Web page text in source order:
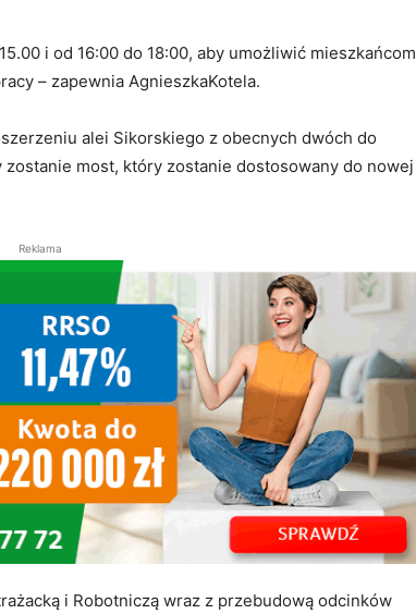
i od 16:00 do 18:00, aby umożliwić mieszkańcom
– zapewnia AgnieszkaKotela.
alei Sikorskiego z obecnych dwóch do
most, który zostanie dostosowany do nowej
Reklama
i Robotniczą wraz z przebudową odcinków